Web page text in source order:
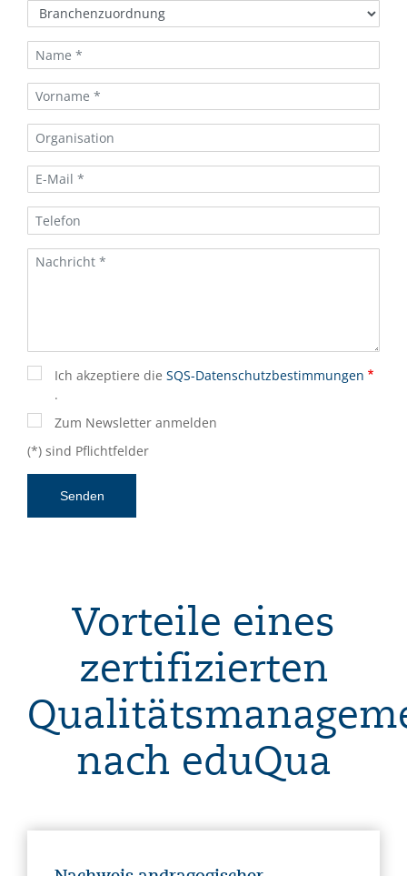
Ich akzeptiere die SQS-Datenschutzbestimmungen
.
Zum Newsletter anmelden
(*) sind Pflichtfelder
Vorteile eines
zertifizierten
nach eduQua